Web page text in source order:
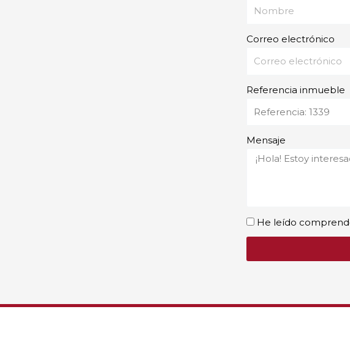
Correo electrónico
Referencia inmueble
Mensaje
He leído